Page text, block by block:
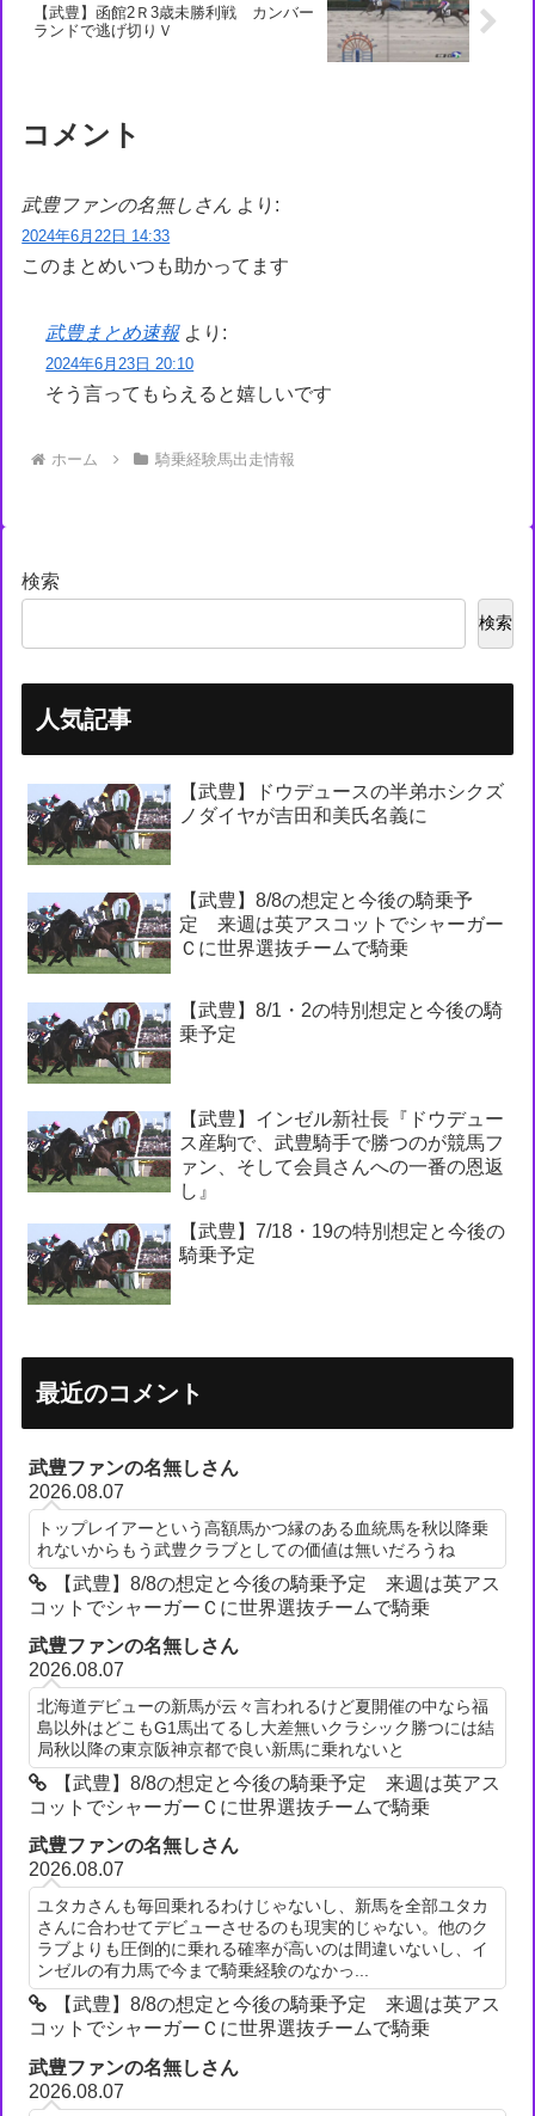
【武豊】函館2Ｒ3歳未勝利戦 カンバー
ランドで逃げ切りＶ
コメント
武豊ファンの名無しさん より:
2024年6月22日 14:33
このまとめいつも助かってます
武豊まとめ速報 より:
2024年6月23日 20:10
そう言ってもらえると嬉しいです
ホーム 騎乗経験馬出走情報
検索
検索
人気記事
【武豊】ドウデュースの半弟ホシクズ
ノダイヤが吉田和美氏名義に
【武豊】8/8の想定と今後の騎乗予
定 来週は英アスコットでシャーガー
Ｃに世界選抜チームで騎乗
【武豊】8/1・2の特別想定と今後の騎
乗予定
【武豊】インゼル新社長『ドウデュー
ス産駒で、武豊騎手で勝つのが競馬フ
ァン、そして会員さんへの一番の恩返
し』
【武豊】7/18・19の特別想定と今後の
騎乗予定
最近のコメント
武豊ファンの名無しさん
2026.08.07
トップレイアーという高額馬かつ縁のある血統馬を秋以降乗
れないからもう武豊クラブとしての価値は無いだろうね
【武豊】8/8の想定と今後の騎乗予定 来週は英アス
コットでシャーガーＣに世界選抜チームで騎乗
武豊ファンの名無しさん
2026.08.07
北海道デビューの新馬が云々言われるけど夏開催の中なら福
島以外はどこもG1馬出てるし大差無いクラシック勝つには結
局秋以降の東京阪神京都で良い新馬に乗れないと
【武豊】8/8の想定と今後の騎乗予定 来週は英アス
コットでシャーガーＣに世界選抜チームで騎乗
武豊ファンの名無しさん
2026.08.07
ユタカさんも毎回乗れるわけじゃないし、新馬を全部ユタカ
さんに合わせてデビューさせるのも現実的じゃない。他のク
ラブよりも圧倒的に乗れる確率が高いのは間違いないし、イ
ンゼルの有力馬で今まで騎乗経験のなかっ...
【武豊】8/8の想定と今後の騎乗予定 来週は英アス
コットでシャーガーＣに世界選抜チームで騎乗
武豊ファンの名無しさん
2026.08.07